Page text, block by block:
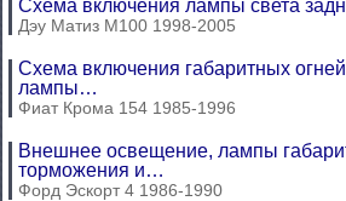
Схема включения лампы света
Дэу Матиз М100 1998-2005
Схема включения габаритных
лампы…
Фиат Крома 154 1985-1996
Внешнее освещение, лампы
торможения и…
Форд Эскорт 4 1986-1990